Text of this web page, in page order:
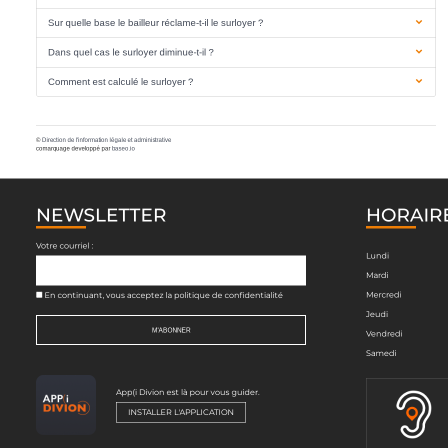
Sur quelle base le bailleur réclame-t-il le surloyer ?
Dans quel cas le surloyer diminue-t-il ?
Comment est calculé le surloyer ?
© Direction de l'information légale et administrative
comarquage developpé par baseo.io
NEWSLETTER
Votre courriel :
En continuant, vous acceptez la politique de confidentialité
App(i Divion est là pour vous guider.
INSTALLER L'APPLICATION
Lundi
Mardi
Mercredi
Jeudi
Vendredi
Samedi